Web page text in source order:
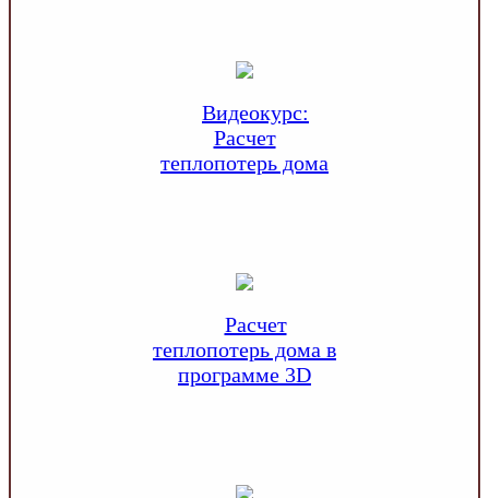
Видеокурс:
Расчет
теплопотерь дома
Расчет
теплопотерь дома в
программе 3D